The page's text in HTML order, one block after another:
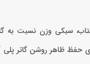
سبکی وزن نسبت